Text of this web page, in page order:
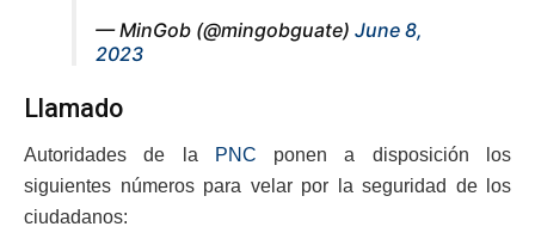
— MinGob (@mingobguate) June 8,
2023
Llamado
Autoridades de la PNC ponen a disposición los
siguientes números para velar por la seguridad de los
ciudadanos: